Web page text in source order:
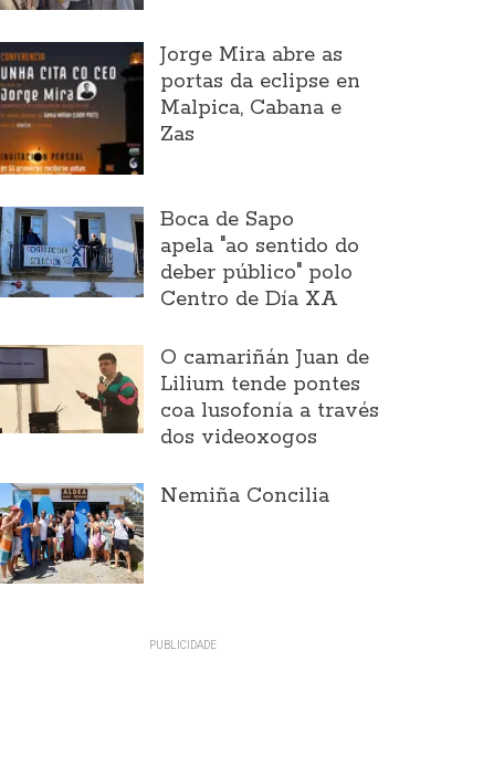
Jorge Mira abre as
portas da eclipse en
Malpica, Cabana e
Zas
Boca de Sapo
apela "ao sentido do
deber público" polo
Centro de Día XA
O camariñán Juan de
Lilium tende pontes
coa lusofonía a través
dos videoxogos
Nemiña Concilia